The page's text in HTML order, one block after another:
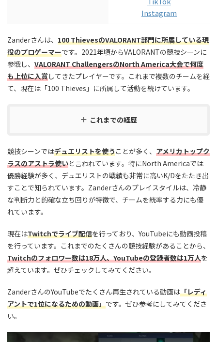
Instagram
Zanderさんは、 100 ThievesのVALORANT部門に所属している現
役のプロゲーマーです。2021年頃からVALORANTの競技シーンに
参戦し、 VALORANT ChallengersのNorth America大会で何度
も上位に入賞してきたプレイヤーです。これまで複数のチームを経
て、現在は「100 Thieves」に所属して活動を続けています。
これまでの経歴
競技シーンではデュエリストを使うことが多く、 アメリカトップク
ラスのアストラ使いと言われています。特にNorth Americaでは
優勝経験が多く、デュエリストの戦績も非常に高いK/Dをたたき出
すことで知られています。Zanderさんのプレイスタイルは、冷静
な判断力と的確な立ち回りが特徴で、チームを統率する力にも優
れています。
現在はTwitchでライブ配信を行っており、YouTubeにも動画投稿
を行っています。これまでのたくさんの競技経験があることから、
Twitchのフォロワー数は18万人、YouTubeの登録者数は1万人を
超えています。ぜひチェックしてみてください。
ZanderさんのYouTubeでたくさん再生されている動画は「レディ
アントで1位になるための動画」です。ぜひ参考にしてみてくださ
い。